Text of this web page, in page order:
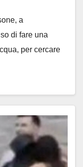
a
di fare una
per cercare